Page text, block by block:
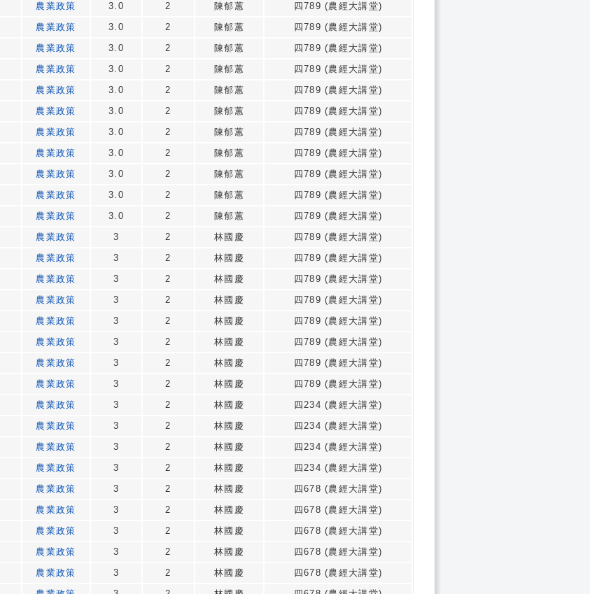
農業政策 3.0 2 陳郁蕙
四789 (農經大講堂)
農業政策 3.0 2 陳郁蕙
四789 (農經大講堂)
農業政策 3.0 2 陳郁蕙
四789 (農經大講堂)
農業政策 3.0 2 陳郁蕙
四789 (農經大講堂)
農業政策 3.0 2 陳郁蕙
四789 (農經大講堂)
農業政策 3.0 2 陳郁蕙
四789 (農經大講堂)
農業政策 3.0 2 陳郁蕙
四789 (農經大講堂)
農業政策 3.0 2 陳郁蕙
四789 (農經大講堂)
農業政策 3.0 2 陳郁蕙
四789 (農經大講堂)
農業政策 3.0 2 陳郁蕙
四789 (農經大講堂)
農業政策 3.0 2 陳郁蕙
四789 (農經大講堂)
農業政策 3 2 林國慶
四789 (農經大講堂)
農業政策 3 2 林國慶
四789 (農經大講堂)
農業政策 3 2 林國慶
四789 (農經大講堂)
農業政策 3 2 林國慶
四789 (農經大講堂)
農業政策 3 2 林國慶
四789 (農經大講堂)
農業政策 3 2 林國慶
四789 (農經大講堂)
農業政策 3 2 林國慶
四789 (農經大講堂)
農業政策 3 2 林國慶
四789 (農經大講堂)
農業政策 3 2 林國慶
四234 (農經大講堂)
農業政策 3 2 林國慶
四234 (農經大講堂)
農業政策 3 2 林國慶
四234 (農經大講堂)
農業政策 3 2 林國慶
四234 (農經大講堂)
農業政策 3 2 林國慶
四678 (農經大講堂)
農業政策 3 2 林國慶
四678 (農經大講堂)
農業政策 3 2 林國慶
四678 (農經大講堂)
農業政策 3 2 林國慶
四678 (農經大講堂)
農業政策 3 2 林國慶
四678 (農經大講堂)